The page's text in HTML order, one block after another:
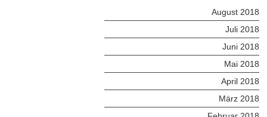
August 2018
Juli 2018
Juni 2018
Mai 2018
April 2018
März 2018